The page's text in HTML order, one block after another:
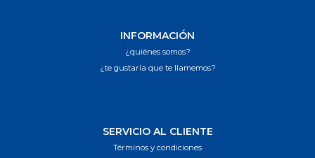
INFORMACIÓN
¿quiénes somos?
¿te gustaría que te llamemos?
SERVICIO AL CLIENTE
Términos y condiciones